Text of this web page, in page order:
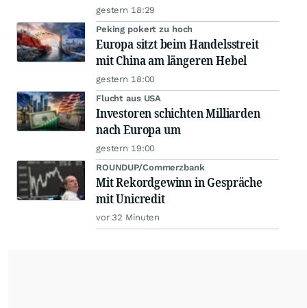
gestern 18:29
Peking pokert zu hoch
Europa sitzt beim Handelsstreit
mit China am längeren Hebel
gestern 18:00
Flucht aus USA
Investoren schichten Milliarden
nach Europa um
gestern 19:00
ROUNDUP/Commerzbank
Mit Rekordgewinn in Gespräche
mit Unicredit
vor 32 Minuten